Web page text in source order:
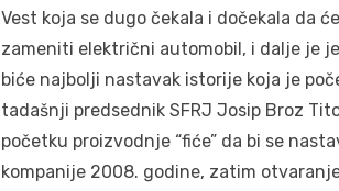
Vest koja se dugo čekala i dočekala da
zameniti električni automobil, i dalje je
biće najbolji nastavak istorije koja je
tadašnji predsednik SFRJ Josip Broz
početku proizvodnje “fiće” da bi se
kompanije 2008. godine, zatim